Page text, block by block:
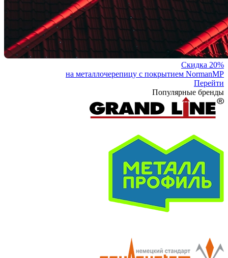
Скидка 20%
на металлочерепицу с покрытием NormanMP
Перейти
Популярные бренды